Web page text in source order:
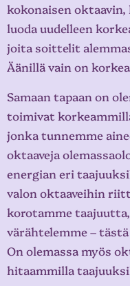
kokonaisen
luoda uudelleen
joita soittelit
Äänillä vain on
Samaan tapaan on
toimivat
jonka tunnemme
oktaaveja
energian eri
valon oktaaveihin
korotamme
värähtelemme –
On olemassa myös
hitaammilla